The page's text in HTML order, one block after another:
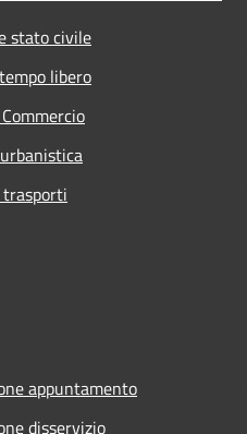
stato civile
libero
appuntamento
disservizio